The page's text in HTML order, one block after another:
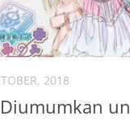
2018